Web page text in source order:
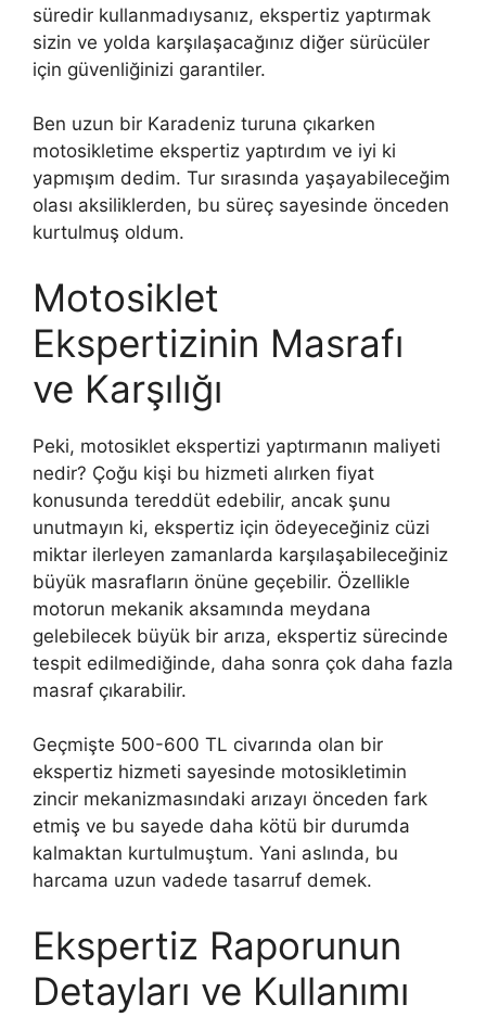
süredir kullanmadıysanız, ekspertiz yaptırmak
sizin ve yolda karşılaşacağınız diğer sürücüler
için güvenliğinizi garantiler.
Ben uzun bir Karadeniz turuna çıkarken
motosikletime ekspertiz yaptırdım ve iyi ki
yapmışım dedim. Tur sırasında yaşayabileceğim
olası aksiliklerden, bu süreç sayesinde önceden
kurtulmuş oldum.
Motosiklet
Ekspertizinin Masrafı
ve Karşılığı
Peki, motosiklet ekspertizi yaptırmanın maliyeti
nedir? Çoğu kişi bu hizmeti alırken fiyat
konusunda tereddüt edebilir, ancak şunu
unutmayın ki, ekspertiz için ödeyeceğiniz cüzi
miktar ilerleyen zamanlarda karşılaşabileceğiniz
büyük masrafların önüne geçebilir. Özellikle
motorun mekanik aksamında meydana
gelebilecek büyük bir arıza, ekspertiz sürecinde
tespit edilmediğinde, daha sonra çok daha fazla
masraf çıkarabilir.
Geçmişte 500-600 TL civarında olan bir
ekspertiz hizmeti sayesinde motosikletimin
zincir mekanizmasındaki arızayı önceden fark
etmiş ve bu sayede daha kötü bir durumda
kalmaktan kurtulmuştum. Yani aslında, bu
harcama uzun vadede tasarruf demek.
Ekspertiz Raporunun
Detayları ve Kullanımı